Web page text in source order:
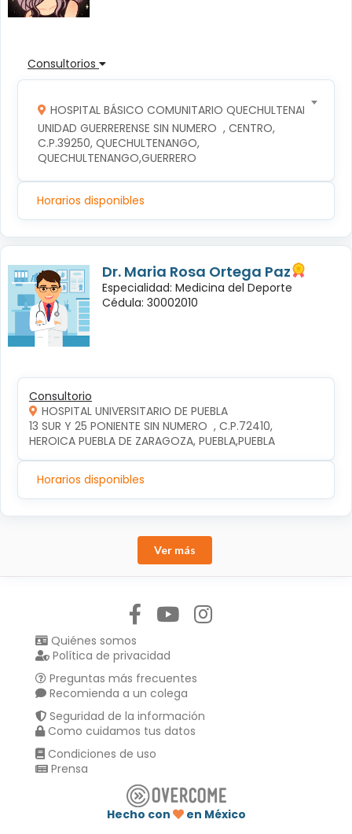
Consultorios
HOSPITAL BÁSICO COMUNITARIO QUECHULTENANGO
UNIDAD GUERRERENSE SIN NUMERO  , CENTRO,
C.P.39250, QUECHULTENANGO,
QUECHULTENANGO,GUERRERO
Horarios disponibles
Dr. Maria Rosa Ortega Paz
Especialidad: Medicina del Deporte
Cédula: 30002010
Consultorio
HOSPITAL UNIVERSITARIO DE PUEBLA
13 SUR Y 25 PONIENTE SIN NUMERO  , C.P.72410,
HEROICA PUEBLA DE ZARAGOZA, PUEBLA,PUEBLA
Horarios disponibles
Ver más
Quiénes somos
Política de privacidad
Preguntas más frecuentes
Recomienda a un colega
Seguridad de la información
Como cuidamos tus datos
Condiciones de uso
Prensa
Hecho con
en México